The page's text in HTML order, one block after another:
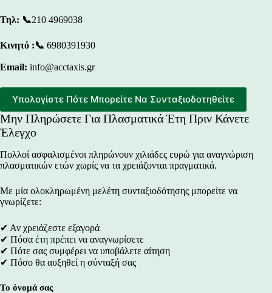
Τηλ: 📞210 4969038
Κινητό :📞 6980391930
Email: info@acctaxis.gr
Υπολογίστε Πότε Μπορείτε Να Συνταξιοδοτηθείτε
Μην Πληρώσετε Για Πλασματικά Έτη Πριν Κάνετε
Έλεγχο
Πολλοί ασφαλισμένοι πληρώνουν χιλιάδες ευρώ για αναγνώριση
πλασματικών ετών χωρίς να τα χρειάζονται πραγματικά.
Με μία ολοκληρωμένη μελέτη συνταξιοδότησης μπορείτε να
γνωρίζετε:
✔ Αν χρειάζεστε εξαγορά
✔ Πόσα έτη πρέπει να αναγνωρίσετε
✔ Πότε σας συμφέρει να υποβάλετε αίτηση
✔ Πόσο θα αυξηθεί η σύνταξή σας
Το όνομά σας